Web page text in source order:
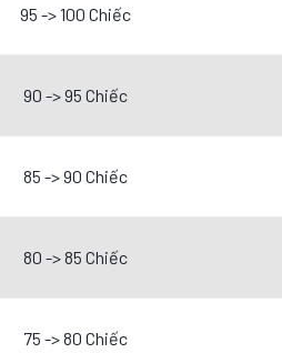
95 -> 100 Chiếc
90 -> 95 Chiếc
85 -> 90 Chiếc
80 -> 85 Chiếc
75 -> 80 Chiếc